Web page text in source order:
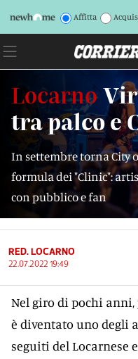
Affitta
Locarno
tra palco e
In settembre torna City
formula dei "Clinic":
con pubblico e fan
RED. LOCARNO
22.07.2022 19:49
Nel giro di pochi anni,
è diventato uno degli
seguiti del Locarnese